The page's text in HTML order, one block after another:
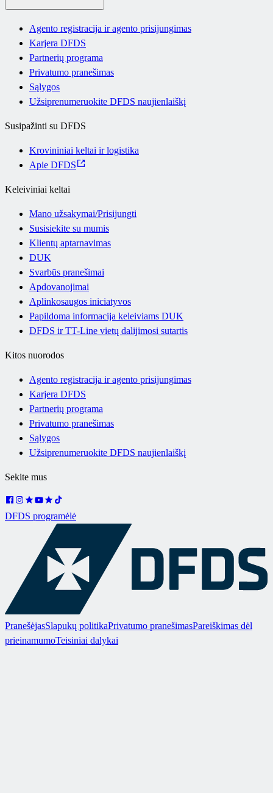
Agento registracija ir agento prisijungimas
Karjera DFDS
Partnerių programa
Privatumo pranešimas
Sąlygos
Užsiprenumeruokite DFDS naujienlaiškį
Susipažinti su DFDS
Krovininiai keltai ir logistika
Apie DFDS
Keleiviniai keltai
Mano užsakymai/Prisijungti
Susisiekite su mumis
Klientų aptarnavimas
DUK
Svarbūs pranešimai
Apdovanojimai
Aplinkosaugos iniciatyvos
Papildoma informacija keleiviams DUK
DFDS ir TT-Line vietų dalijimosi sutartis
Kitos nuorodos
Agento registracija ir agento prisijungimas
Karjera DFDS
Partnerių programa
Privatumo pranešimas
Sąlygos
Užsiprenumeruokite DFDS naujienlaiškį
Sekite mus
DFDS programėlė
PranešėjasSlapukų politikaPrivatumo pranešimasPareiškimas dėl
prieinamumoTeisiniai dalykai